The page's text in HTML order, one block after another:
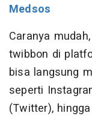
Medsos
Caranya
twibbon di
bisa langsung
seperti
(Twitter),